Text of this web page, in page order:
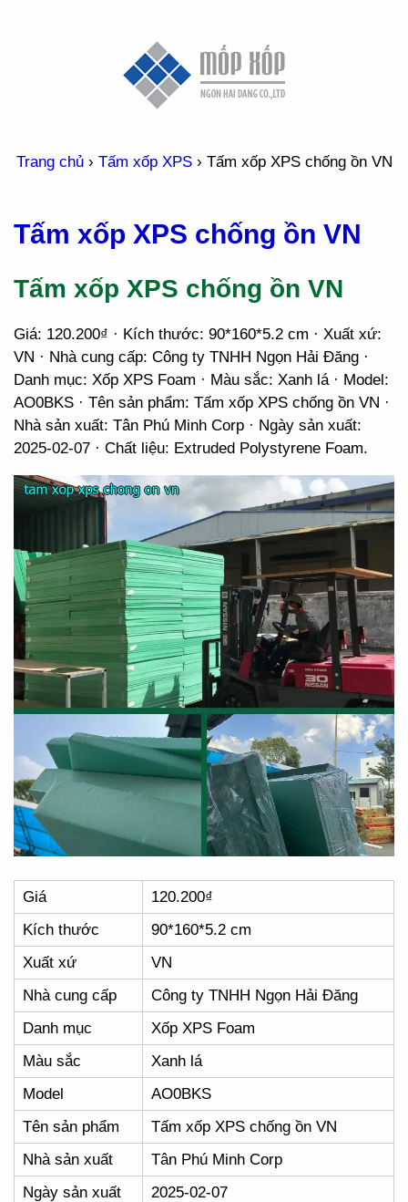
Trang chủ› Tấm xốp XPS› Tấm xốp XPS chống ồn VN
Tấm xốp XPS chống ồn VN
Tấm xốp XPS chống ồn VN
Giá: 120.200₫ · Kích thước: 90*160*5.2 cm · Xuất xứ:
VN · Nhà cung cấp: Công ty TNHH Ngọn Hải Đăng ·
Danh mục: Xốp XPS Foam · Màu sắc: Xanh lá · Model:
AO0BKS · Tên sản phẩm: Tấm xốp XPS chống ồn VN ·
Nhà sản xuất: Tân Phú Minh Corp · Ngày sản xuất:
2025-02-07 · Chất liệu: Extruded Polystyrene Foam.
Giá
120.200₫
Kích thước
90*160*5.2 cm
Xuất xứ
VN
Nhà cung cấp
Công ty TNHH Ngọn Hải Đăng
Danh mục
Xốp XPS Foam
Màu sắc
Xanh lá
Model
AO0BKS
Tên sản phẩm
Tấm xốp XPS chống ồn VN
Nhà sản xuất
Tân Phú Minh Corp
Ngày sản xuất
2025-02-07